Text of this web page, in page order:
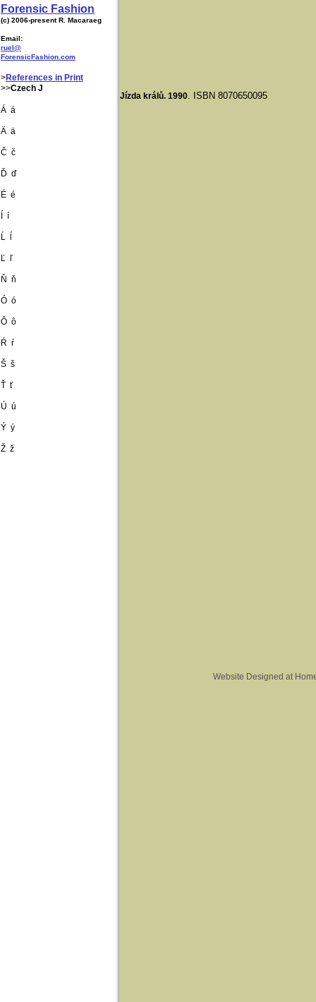
Forensic Fashion
(c) 2006-present R. Macaraeg
Email:
ruel@
ForensicFashion.com
>References in Print
>>Czech J
Á á
Ä ä
Č č
Ď ď
​É é
Í í
Ĺ ĺ
Ľ ľ
Ň ň
Ó ó
Ô ô
Ŕ ŕ
Š š
Ť ť
Ú ú
Ý ý
Ž ž
Jízda králů. 1990. ISBN 8070650095
Website Designed at